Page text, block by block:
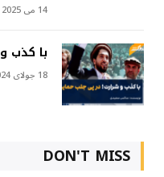
14 می 2025
با کذب
18 جولای 2024
DON'T MISS